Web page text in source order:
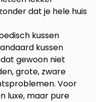
dat je hele huis
kussen
kussen
gewoon niet
grote, zware
Voor
luxe, maar pure